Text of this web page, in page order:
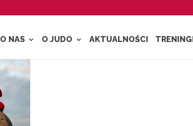
O NAS O JUDO AKTUALNOŚCI TRENINGI